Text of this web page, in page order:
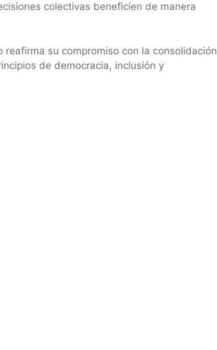
colectivas beneficien de manera
su compromiso con la consolidación
de democracia, inclusión y